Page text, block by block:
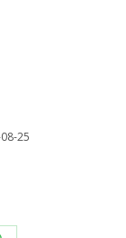
25